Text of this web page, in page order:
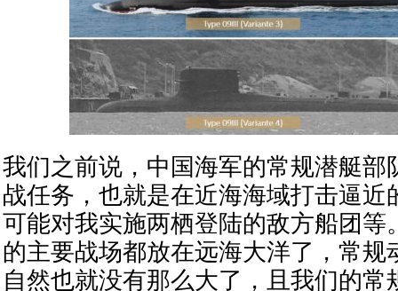
我们之前说，中国海军的常规潜艇部
战任务，也就是在近海海域打击逼近
可能对我实施两栖登陆的敌方船团等
的主要战场都放在远海大洋了，常规
自然也就没有那么大了，且我们的常